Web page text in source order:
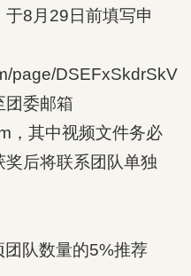
8月29日前填写申
page/
团委邮箱
，其中视频文件务必
后将联系团队单独
队数量的5%推荐